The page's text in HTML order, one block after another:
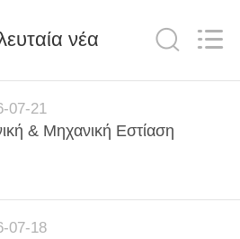
νέα
07-21
& Μηχανική Εστίαση
07-18